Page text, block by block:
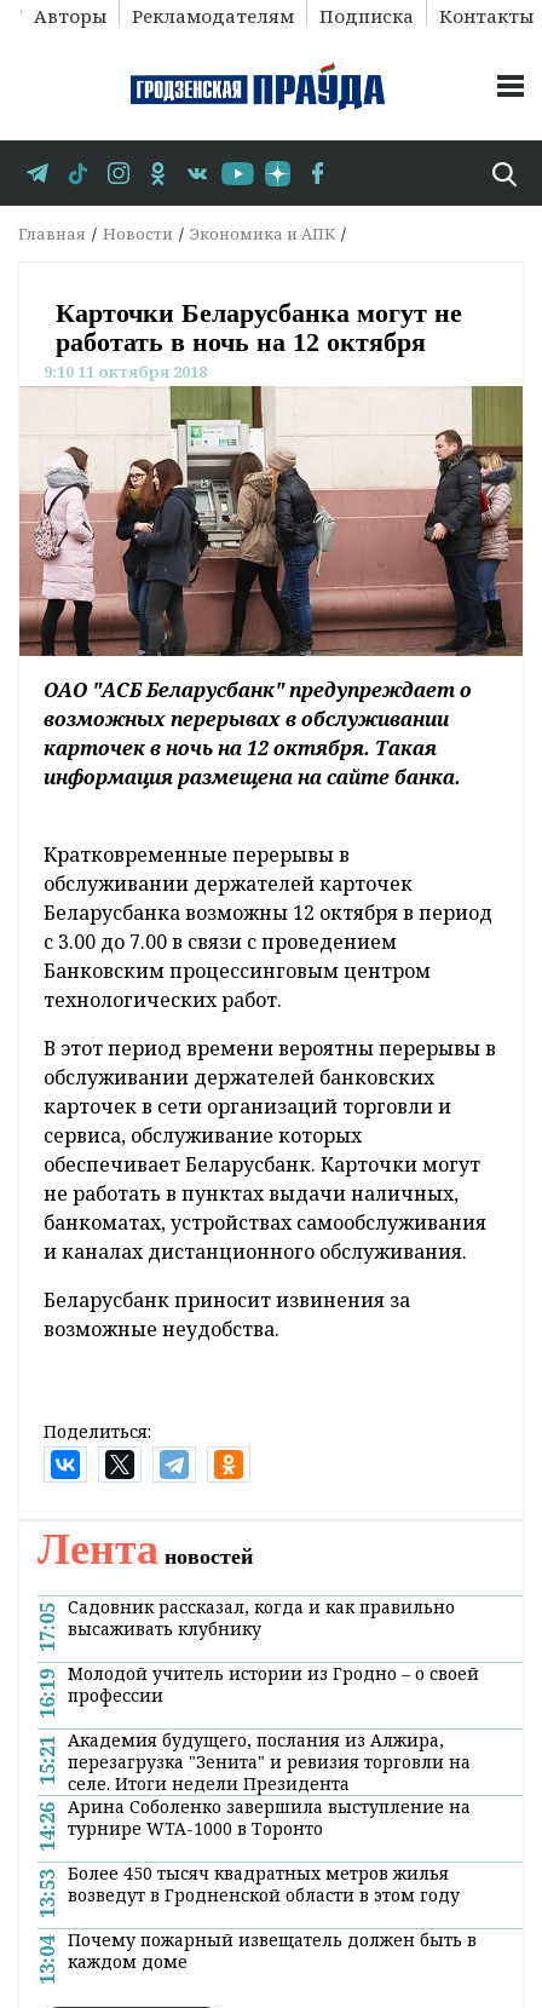
Авторы Рекламодателям Подписка Контакты
Главная Новости Экономика и АПК
Карточки Беларусбанка могут не
работать в ночь на 12 октября
9:10 11 октября 2018
ОАО "АСБ Беларусбанк" предупреждает о
возможных перерывах в обслуживании
карточек в ночь на 12 октября. Такая
информация размещена на сайте банка.
Кратковременные перерывы в
обслуживании держателей карточек
Беларусбанка возможны 12 октября в период
с 3.00 до 7.00 в связи с проведением
Банковским процессинговым центром
технологических работ.
В этот период времени вероятны перерывы в
обслуживании держателей банковских
карточек в сети организаций торговли и
сервиса, обслуживание которых
обеспечивает Беларусбанк. Карточки могут
не работать в пунктах выдачи наличных,
банкоматах, устройствах самообслуживания
и каналах дистанционного обслуживания.
Беларусбанк приносит извинения за
возможные неудобства.
Поделиться:
Главная Новости Культура
60 фоторабот и 33 автора.
привезли в Гродно «новаторскую»
выставку
8:50 11 октября 2018
Выставка «Свободная тема» собрала 60
работ от 33 фотохудожников. Ее авторы,
по словам организаторов, индивидуальны и
в то же время каждый работает в
собственной технике и манере. За счет
этого разнообразия и возникает
многостороннее отображение эпизодов
окружающей действительности.